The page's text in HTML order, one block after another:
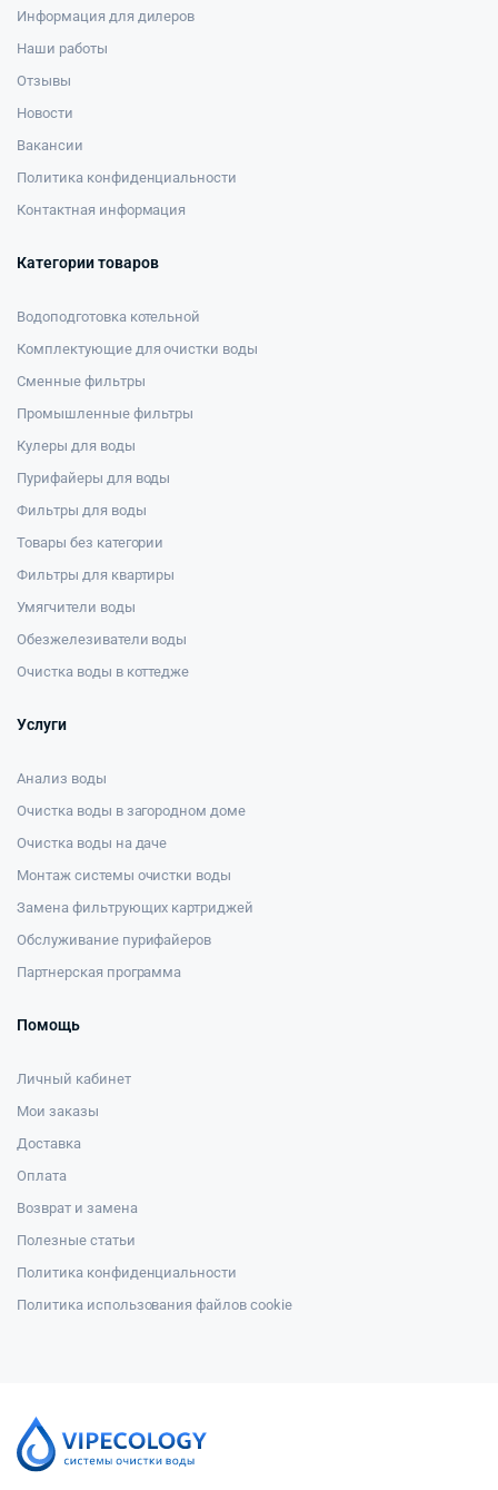
Информация для дилеров
Наши работы
Отзывы
Новости
Вакансии
Политика конфиденциальности
Контактная информация
Категории товаров
Водоподготовка котельной
Комплектующие для очистки воды
Сменные фильтры
Промышленные фильтры
Кулеры для воды
Пурифайеры для воды
Фильтры для воды
Товары без категории
Фильтры для квартиры
Умягчители воды
Обезжелезиватели воды
Очистка воды в коттедже
Услуги
Анализ воды
Очистка воды в загородном доме
Очистка воды на даче
Монтаж системы очистки воды
Замена фильтрующих картриджей
Обслуживание пурифайеров
Партнерская программа
Помощь
Личный кабинет
Мои заказы
Доставка
Оплата
Возврат и замена
Полезные статьи
Политика конфиденциальности
Политика использования файлов cookie